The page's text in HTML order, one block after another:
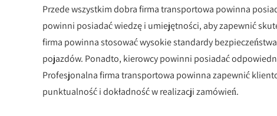
Przede wszystkim dobra firma transportowa powinna
powinni posiadać wiedzę i umiejętności, aby zapewnić
firma powinna stosować wysokie standardy
pojazdów. Ponadto, kierowcy powinni posiadać
Profesjonalna firma transportowa powinna zapewnić
punktualność i dokładność w realizacji zamówień.